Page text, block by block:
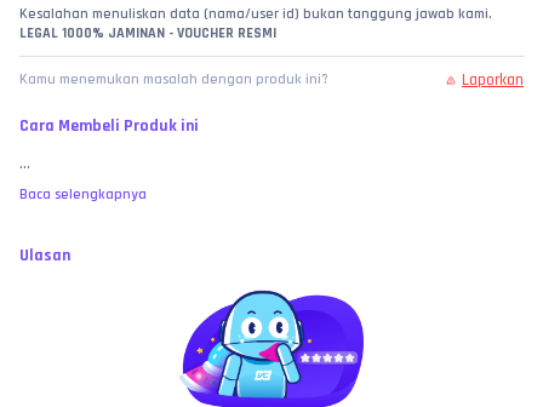
Kesalahan menuliskan data (nama/user id) bukan tanggung jawab kami.
LEGAL 1000% JAMINAN - VOUCHER RESMI
Kamu menemukan masalah dengan produk ini? Laporkan
Cara Membeli Produk ini
...
Baca selengkapnya
Ulasan